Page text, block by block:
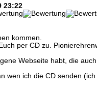
23:22
kommen.
per CD zu.
Webseite habt, die
wen ich die CD senden